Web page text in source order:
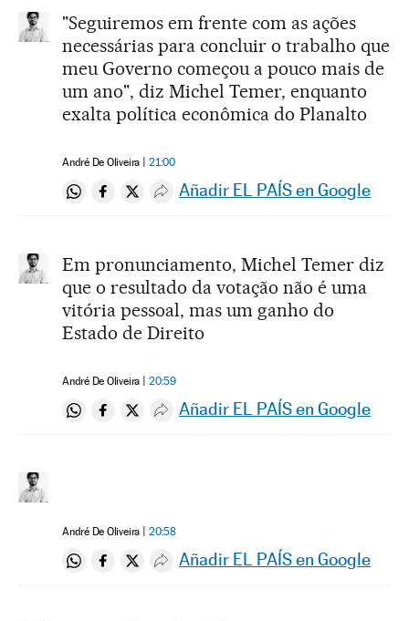
"Seguiremos em frente com as ações
necessárias para concluir o trabalho que
meu Governo começou a pouco mais de
um ano", diz Michel Temer, enquanto
exalta política econômica do Planalto
André De Oliveira 21:00
Compartir en Whatsapp
Compartir en Facebook
Compartir en Twitter
Desplegar Redes Sociales
Añadir EL PAÍS en Google
Em pronunciamento, Michel Temer diz
que o resultado da votação não é uma
vitória pessoal, mas um ganho do
Estado de Direito
André De Oliveira 20:59
Compartir en Whatsapp
Compartir en Facebook
Compartir en Twitter
Desplegar Redes Sociales
Añadir EL PAÍS en Google
André De Oliveira 20:58
Compartir en Whatsapp
Compartir en Facebook
Compartir en Twitter
Desplegar Redes Sociales
Añadir EL PAÍS en Google